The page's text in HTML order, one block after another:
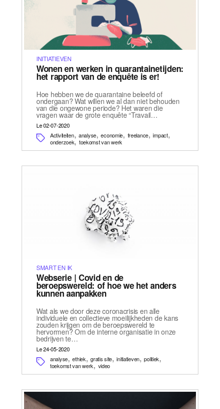
INITIATIEVEN
Wonen en werken in quarantainetijden:
het rapport van de enquête is er!
Hoe hebben we de quarantaine beleefd of
ondergaan? Wat willen we al dan niet behouden
van die ongewone periode? Het waren die
vragen waar de grote enquête “Travail…
Le 02-07-2020
Activiteiten, analyse,economie, freelance,impact,
onderzoek,toekomst van werk
SMART EN IK
Webserie | Covid en de
beroepswereld: of hoe we het anders
kunnen aanpakken
Wat als we door deze coronacrisis en alle
individuele en collectieve moeilijkheden de kans
zouden krijgen om de beroepswereld te
hervormen? Om de interne organisatie in onze
bedrijven te…
Le 24-05-2020
analyse,ethiek,gratis site,initiatieven,politiek,
toekomst van werk,video